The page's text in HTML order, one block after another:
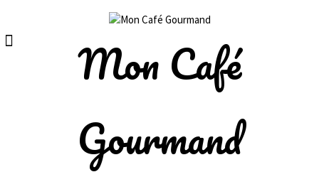
content
Mon Café
Gourmand